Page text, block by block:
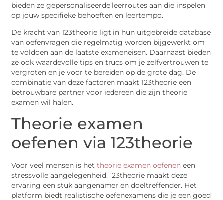
bieden ze gepersonaliseerde leerroutes aan die inspelen
op jouw specifieke behoeften en leertempo.
De kracht van 123theorie ligt in hun uitgebreide database
van oefenvragen die regelmatig worden bijgewerkt om
te voldoen aan de laatste exameneisen. Daarnaast bieden
ze ook waardevolle tips en trucs om je zelfvertrouwen te
vergroten en je voor te bereiden op de grote dag. De
combinatie van deze factoren maakt 123theorie een
betrouwbare partner voor iedereen die zijn theorie
examen wil halen.
Theorie examen
oefenen via 123theorie
Voor veel mensen is hettheorie examen oefenen een
stressvolle aangelegenheid. 123theorie maakt deze
ervaring een stuk aangenamer en doeltreffender. Het
platform biedt realistische oefenexamens die je een goed